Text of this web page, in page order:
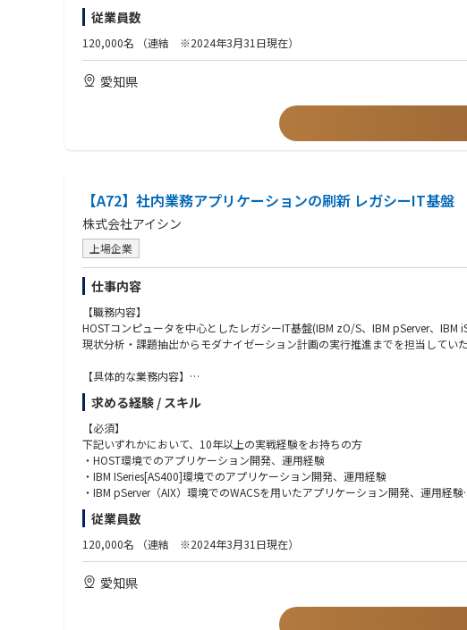
また、その仕組みを環境変化に応じてアップデートし続けることで、価値創出
従業員数
120,000名 （連結 ※2024年3月31日現在）
愛知県
【A72】社内業務アプリケーションの刷新 レガシーIT基
株式会社アイシン
上場企業
仕事内容
【職務内容】
HOSTコンピュータを中心としたレガシーIT基盤(IBM zO/S、IBM pServer、IBM
現状分析・課題抽出からモダナイゼーション計画の実行推進までを担当していた
【具体的な業務内容】
脱レガシーIT基盤を進める為の調査、開発、移行
・オープン系／クラウド環境への移行設計と、データ移行
・レガシー言語(PL/I)等で作成された既存アプリケーションの解析およびドキ
・段階的なアプリケーション廃止と切替計画の推進
【使用技術・環境例】
・HOST(zO/S)：COBOL、PL/I、EASY、JCL、DB2
・IBM pServer：JAVA、AIX、WACs、WAS、MQ、DB2
・IBM iSeries[AS400]：RPG、等
【組織のミッション】
上記を受けて、プラットフォーム企画室ではレガシーアプリケーションの刷新
求める経験 / スキル
【必須】
下記いずれかにおいて、10年以上の実戦経験をお持ちの方
・HOST環境でのアプリケーション開発、運用経験
・IBM ISeries[AS400]環境でのアプリケーション開発、運用経験
・IBM pServer（AIX）環境でのWACSを用いたアプリケーション開発、運用経験
・脱レガシープロジェクトへの参画経験
【歓迎】
・オープン系（Java等）への移行経験
・クラウド環境（AWS/Azure等）の知見
・プロジェクトマネジメント、ベンダーマネジメント経験
従業員数
120,000名 （連結 ※2024年3月31日現在）
愛知県